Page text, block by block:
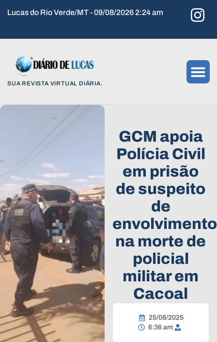
Lucas do Rio Verde/MT - 09/08/2026 2:24 am
SUA REVISTA VIRTUAL DIÁRIA.
GCM apoia
Polícia Civil
em prisão
de suspeito
de
envolvimento
na morte de
policial
militar em
Cacoal
25/08/2025
6:36 am